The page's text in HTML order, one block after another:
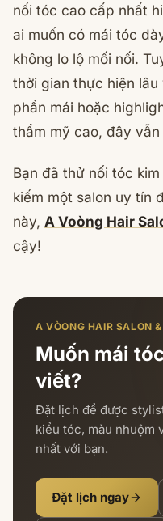
nối tóc cao cấp nhất
ai muốn có mái tóc
không lo lộ mối nối.
thời gian thực hiện
phần mái hoặc
thẩm mỹ cao, đây
Bạn đã thử nối tóc
kiếm một salon uy tín
này, A Voòng Hair
cậy!
A VÒONG HAIR SALON
Muốn mái
viết?
Đặt lịch để được
kiểu tóc, màu nhuộm
nhất với bạn.
Đặt lịch ngay